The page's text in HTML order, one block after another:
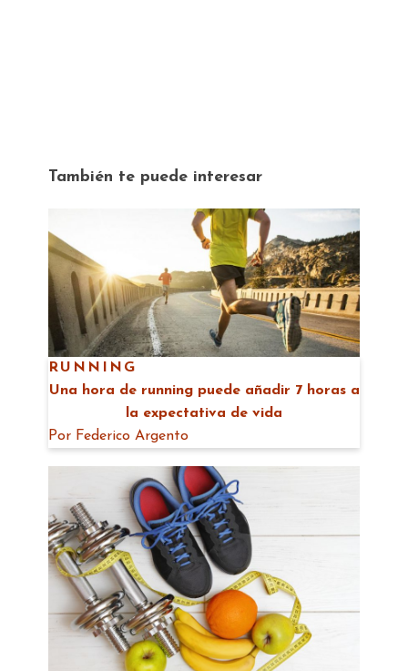
También te puede interesar
RUNNING
Una hora de running puede añadir 7 horas a
la expectativa de vida
Por Federico Argento